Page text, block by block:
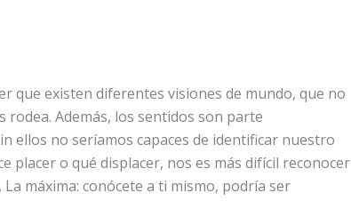
que existen diferentes visiones de mundo, que no
Además, los sentidos son parte
ellos no seríamos capaces de identificar nuestro
placer o qué displacer, nos es más difícil reconocer
máxima: conócete a ti mismo, podría ser